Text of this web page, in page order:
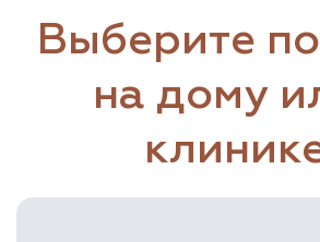
Выберите
на дому